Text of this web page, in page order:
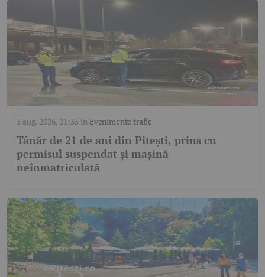
3 aug. 2026, 21:35 în Evenimente trafic
Tânăr de 21 de ani din Pitești, prins cu
permisul suspendat și mașină
neînmatriculată